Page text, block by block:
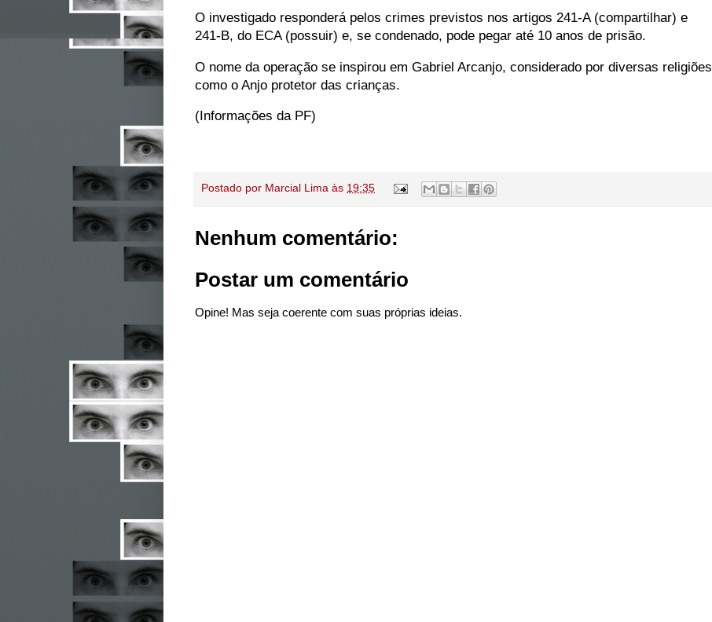
O investigado responderá pelos crimes previstos nos artigos 241-A (compartilhar) e
241-B, do ECA (possuir) e, se condenado, pode pegar até 10 anos de prisão.
O nome da operação se inspirou em Gabriel Arcanjo, considerado por diversas religiões
como o Anjo protetor das crianças.
(Informações da PF)
Postado por Marcial Lima às 19:35
Nenhum comentário:
Postar um comentário
Opine! Mas seja coerente com suas próprias ideias.